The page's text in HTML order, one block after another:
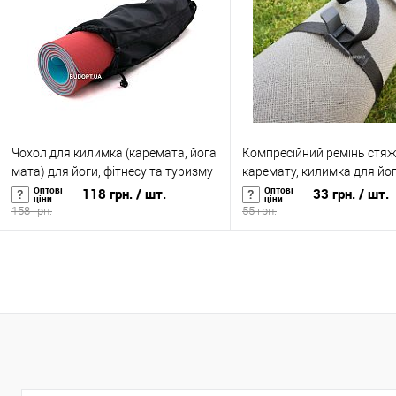
До
порівняння
У вибране
У наявності
Купити в 1 клік
До
У вибране
У
Чохол для килимка (каремата, йога
мата) для йоги, фітнесу та туризму
OSPORT Lite 16 см (FI-0030-1)
Оптові
ціни 118 грн. / шт.
158 грн.
Компресійний ремінь
каремату, килимка для
фітнесу OSPORT (fl-0029)
Оптові
ціни 33 грн. / шт.
55 грн.
У